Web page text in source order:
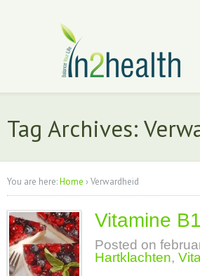
Tag Archives:
You are here:Home › Verwardheid
Vitamine
Posted on
Hartklachten,